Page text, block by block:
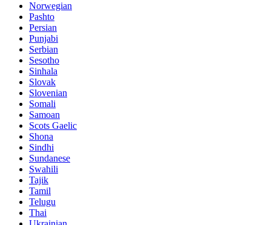
Norwegian
Pashto
Persian
Punjabi
Serbian
Sesotho
Sinhala
Slovak
Slovenian
Somali
Samoan
Scots Gaelic
Shona
Sindhi
Sundanese
Swahili
Tajik
Tamil
Telugu
Thai